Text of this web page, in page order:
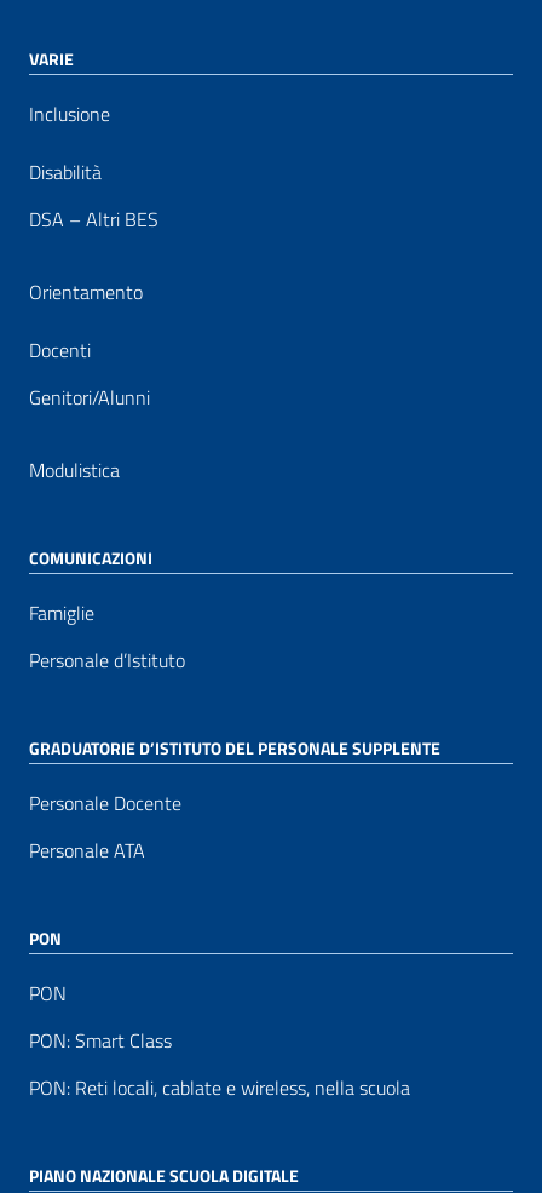
VARIE
Inclusione
Disabilità
DSA – Altri BES
Orientamento
Docenti
Genitori/Alunni
Modulistica
COMUNICAZIONI
Famiglie
Personale d’Istituto
GRADUATORIE D’ISTITUTO DEL PERSONALE SUPPLENTE
Personale Docente
Personale ATA
PON
PON
PON: Smart Class
PON: Reti locali, cablate e wireless, nella scuola
PIANO NAZIONALE SCUOLA DIGITALE